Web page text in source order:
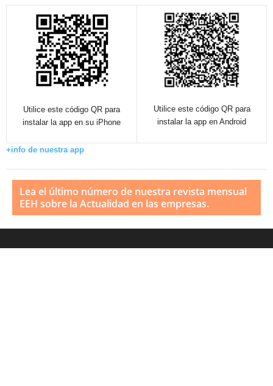
Utilice este código QR para
instalar la app en su iPhone
Utilice este código QR para
instalar la app en Android
+info de nuestra app
Lea el último número de nuestra revista mensual
EEH sobre la Actualidad en las empresas.